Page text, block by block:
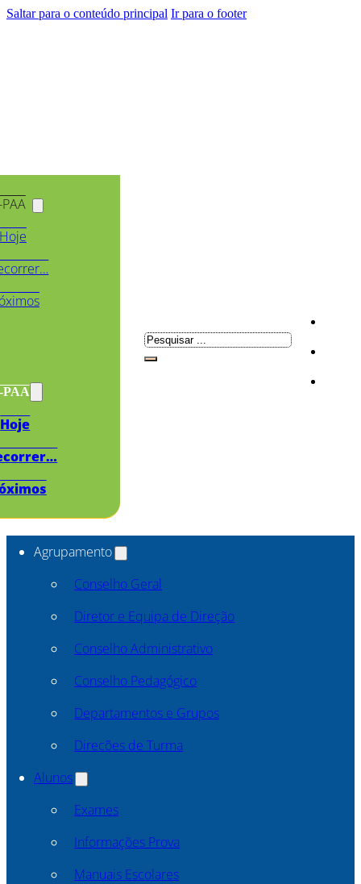
Saltar para o conteúdo principal Ir para o footer
PAA
Hoje
Pesquisar
Agrupamento
Conselho Geral
Diretor e Equipa de Direção
Conselho Administrativo
Conselho Pedagógico
Departamentos e Grupos
Direcões de Turma
Alunos
Exames
Informações Prova
Manuais Escolares